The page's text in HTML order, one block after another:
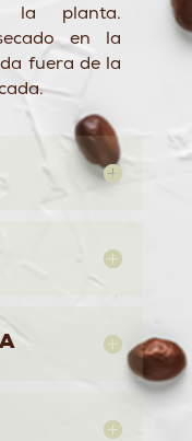
la planta.
en la
fuera de la